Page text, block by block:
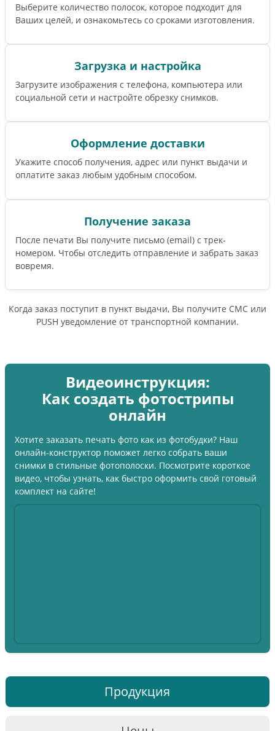
Выберите количество полосок, которое подходит для
Ваших целей, и ознакомьтесь со сроками изготовления.
Загрузка и настройка
Загрузите изображения с телефона, компьютера или
социальной сети и настройте обрезку снимков.
Оформление доставки
Укажите способ получения, адрес или пункт выдачи и
оплатите заказ любым удобным способом.
Получение заказа
После печати Вы получите письмо (email) c трек-
номером. Чтобы отследить отправление и забрать заказ
вовремя.
Когда заказ поступит в пункт выдачи, Вы получите СМС или
PUSH уведомление от транспортной компании.
Видеоинструкция:
Как создать фотострипы
онлайн
Хотите заказать печать фото как из фотобудки? Наш
онлайн-конструктор поможет легко собрать ваши
снимки в стильные фотополоски. Посмотрите короткое
видео, чтобы узнать, как быстро оформить свой готовый
комплект на сайте!
Продукция